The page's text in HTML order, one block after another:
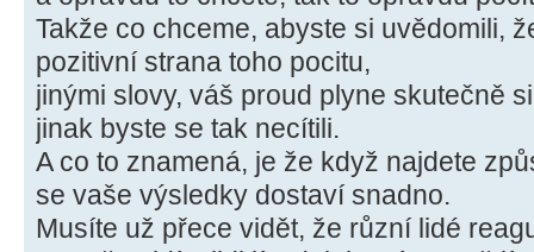
Takže co chceme, abyste si uvědomili,
pozitivní strana toho pocitu,
jinými slovy, váš proud plyne skutečně
jinak byste se tak necítili.
A co to znamená, je že když najdete
se vaše výsledky dostaví snadno.
Musíte už přece vidět, že různí lidé